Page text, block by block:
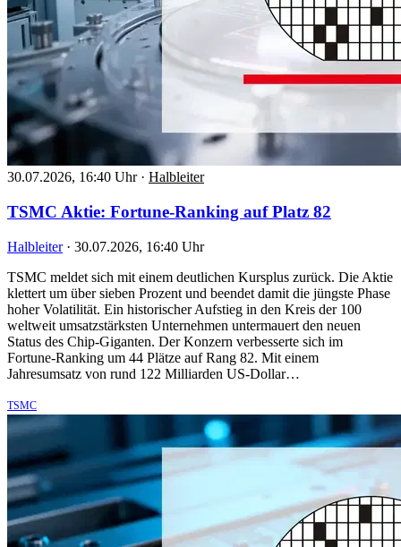
30.07.2026, 16:40 Uhr · Halbleiter
TSMC Aktie: Fortune-Ranking auf Platz 82
Halbleiter · 30.07.2026, 16:40 Uhr
TSMC meldet sich mit einem deutlichen Kursplus zurück. Die Aktie
klettert um über sieben Prozent und beendet damit die jüngste Phase
hoher Volatilität. Ein historischer Aufstieg in den Kreis der 100
weltweit umsatzstärksten Unternehmen untermauert den neuen
Status des Chip-Giganten. Der Konzern verbesserte sich im
Fortune-Ranking um 44 Plätze auf Rang 82. Mit einem
Jahresumsatz von rund 122 Milliarden US-Dollar…
TSMC